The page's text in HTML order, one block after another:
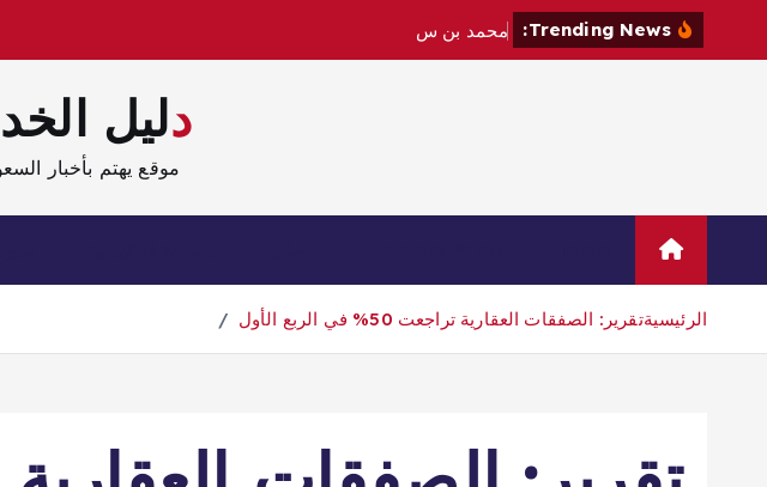
محمد بن س ل
دليل
موقع يهتم بأخبار
الرئيسيةتقرير: الصفقات العقارية تراجعت 50% في الربع الأول